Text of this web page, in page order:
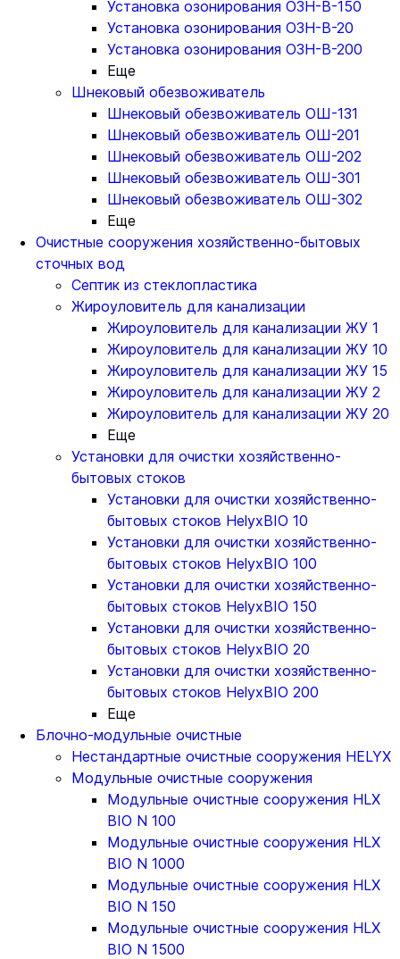
Установка озонирования ОЗН-В-150
Установка озонирования ОЗН-В-20
Установка озонирования ОЗН-В-200
Еще
Шнековый обезвоживатель
Шнековый обезвоживатель ОШ-131
Шнековый обезвоживатель ОШ-201
Шнековый обезвоживатель ОШ-202
Шнековый обезвоживатель ОШ-301
Шнековый обезвоживатель ОШ-302
Еще
Очистные сооружения хозяйственно-бытовых
сточных вод
Септик из стеклопластика
Жироуловитель для канализации
Жироуловитель для канализации ЖУ 1
Жироуловитель для канализации ЖУ 10
Жироуловитель для канализации ЖУ 15
Жироуловитель для канализации ЖУ 2
Жироуловитель для канализации ЖУ 20
Еще
Установки для очистки хозяйственно-
бытовых стоков
Установки для очистки хозяйственно-
бытовых стоков HelyxBIO 10
Установки для очистки хозяйственно-
бытовых стоков HelyxBIO 100
Установки для очистки хозяйственно-
бытовых стоков HelyxBIO 150
Установки для очистки хозяйственно-
бытовых стоков HelyxBIO 20
Установки для очистки хозяйственно-
бытовых стоков HelyxBIO 200
Еще
Блочно-модульные очистные
Нестандартные очистные сооружения HELYX
Модульные очистные сооружения
Модульные очистные сооружения HLX
BIO N 100
Модульные очистные сооружения HLX
BIO N 1000
Модульные очистные сооружения HLX
BIO N 150
Модульные очистные сооружения HLX
BIO N 1500